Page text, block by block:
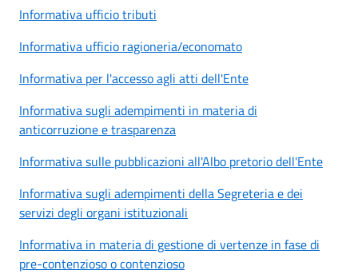
Informativa ufficio tributi
Informativa ufficio ragioneria/economato
Informativa per l'accesso agli atti dell'Ente
Informativa sugli adempimenti in materia di
anticorruzione e trasparenza
Informativa sulle pubblicazioni all'Albo pretorio dell'Ente
Informativa sugli adempimenti della Segreteria e dei
servizi degli organi istituzionali
Informativa in materia di gestione di vertenze in fase di
pre-contenzioso o contenzioso